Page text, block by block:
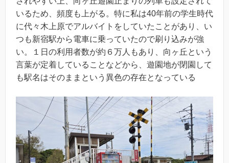
いるため、頻度も上がる。特に私は40年前の学生時代
に代々木上原でアルバイトをしていたことがあり、い
つも新宿駅から電車に乗っていたので刷り込みが強
い。１日の利用者数が約６万人もあり、向ヶ丘という
言葉が定着していることなどから、遊園地が閉園して
も駅名はそのままという異色の存在となっている